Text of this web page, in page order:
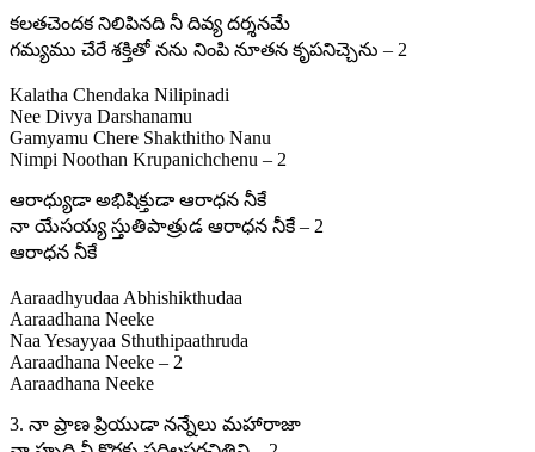
కలతచెందక నిలిపినది నీ దివ్య దర్శనమే
గమ్యము చేరే శక్తితో నను నింపి నూతన కృపనిచ్చెను – 2
Kalatha Chendaka Nilipinadi
Nee Divya Darshanamu
Gamyamu Chere Shakthitho Nanu
Nimpi Noothan Krupanichchenu – 2
ఆరాధ్యుడా అభిషిక్తుడా ఆరాధన నీకే
నా యేసయ్య స్తుతిపాత్రుడ ఆరాధన నీకే – 2
ఆరాధన నీకే
Aaraadhyudaa Abhishikthudaa
Aaraadhana Neeke
Naa Yesayyaa Sthuthipaathruda
Aaraadhana Neeke – 2
Aaraadhana Neeke
3. నా ప్రాణ ప్రియుడా నన్నేలు మహారాజా